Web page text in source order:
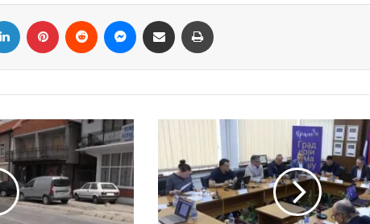
LinkedIn Pinterest Reddit Messenger
Share via Email